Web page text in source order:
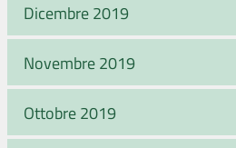
Dicembre 2019
Novembre 2019
Ottobre 2019